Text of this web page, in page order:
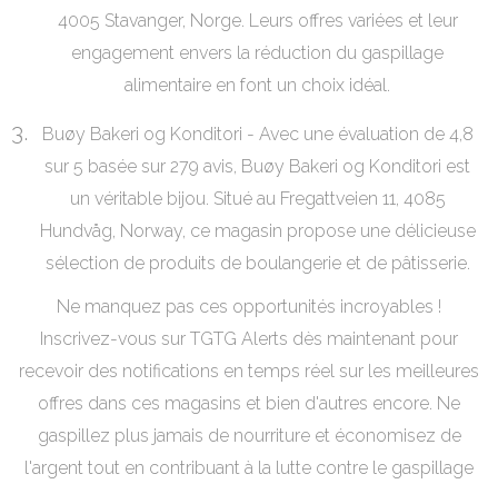
4005 Stavanger, Norge. Leurs offres variées et leur
engagement envers la réduction du gaspillage
alimentaire en font un choix idéal.
Buøy Bakeri og Konditori - Avec une évaluation de 4,8
sur 5 basée sur 279 avis, Buøy Bakeri og Konditori est
un véritable bijou. Situé au Fregattveien 11, 4085
Hundvåg, Norway, ce magasin propose une délicieuse
sélection de produits de boulangerie et de pâtisserie.
Ne manquez pas ces opportunités incroyables !
Inscrivez-vous sur TGTG Alerts dès maintenant pour
recevoir des notifications en temps réel sur les meilleures
offres dans ces magasins et bien d'autres encore. Ne
gaspillez plus jamais de nourriture et économisez de
l'argent tout en contribuant à la lutte contre le gaspillage